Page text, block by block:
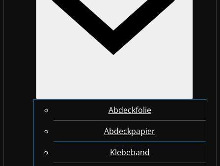
Abdeckfolie
Abdeckpapier
Klebeband